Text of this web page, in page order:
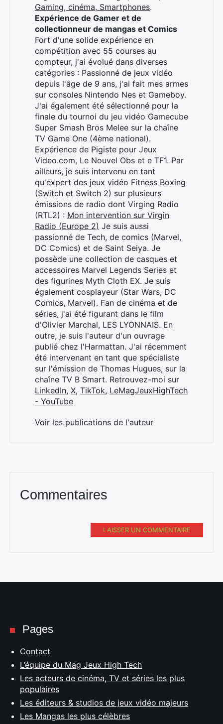
Gaming, cinéma, Smartphones.
Expérience de Gamer et de
collectionneur de mangas et Comics
Fort d'une solide expérience en
compétition avec 55 courses au
compteur, j'ai évolué dans diverses
catégories : Passionné de jeux vidéo
depuis l'âge de 9 ans, j'ai fait mes armes
sur consoles Nintendo Nes et Gameboy.
J'ai également été sélectionné pour la
finale du tournoi du jeu vidéo Gamecube
Super Smash Bros Melee sur la chaîne
TV Game One (4ème national).
Expérience de Pigiste pour Jeux
Video.com, Le Nouvel Obs et e TF1. Par
ailleurs, je suis intervenu en tant
qu'expert des jeux vidéo Fitness Boxing
(Switch et Switch 2) sur plusieurs
émissions de radio dont Virging Radio
(RTL2) : Mon intervention sur Virgin
Radio (Europe 2) Je suis aussi
passionné de Tech, de comics (Marvel,
DC Comics) et de Saint Seiya. Je
possède une collection de casques et
accessoires Marvel Legends Series et
des figurines Myth Cloth EX. Je suis
également cosplayeur (Star Wars, DC
Comics, Marvel). Fan de cinéma et de
séries, j'ai été figurant dans le film
d'Olivier Marchal, LES LYONNAIS. En
outre, je suis l'auteur d'un ouvrage
publié chez l'Harmattan. J'ai récemment
été intervenant en tant que spécialiste
sur l'émission de Thomas Hugues, sur la
chaîne TV B Smart. Retrouvez-moi sur
LinkedIn, X, TikTok, LeMagJeuxHighTech
- YouTube
Voir les publications de l'auteur
Commentaires
LAISSER UN COMMENTAIRE
Pages
Contact
L’équipe du Mag Jeux High Tech
Les acteurs de cinéma, TV et séries les plus
populaires
Les éditeurs & studios de jeux vidéo majeurs
Les Mangas les plus célèbres
Rechercher